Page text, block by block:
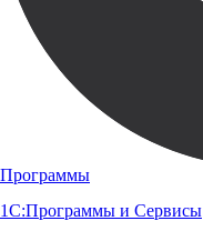
Программы
1С:Программы и Сервисы